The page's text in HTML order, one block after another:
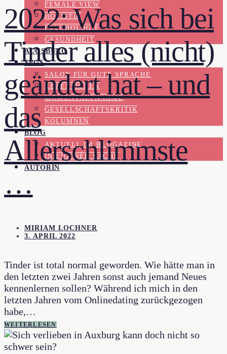
FEMALE VIEW
HOLISTIK
PSYCHOLOGIE
GESUNDHEIT
AUGSBURG
SFGS
SALON FÜR GUTE SPRACHE
REZENSIONEN
MOMENTAUFNAHME
GESELLSCHAFTSKRITIK
KOLUMNEN
BLOG
AKTUELL IM BLOGAZINE
IN EIGENER SACHE
AUTORIN
2022: Was sich bei
Tinder alles (nicht)
geändert hat – und
das
Allerschlimmste
…
MIRIAM LOCHNER
3. APRIL 2022
Tinder ist total normal geworden. Wie hätte man in
den letzten zwei Jahren sonst auch jemand Neues
kennenlernen sollen? Während ich mich in den
letzten Jahren vom Onlinedating zurückgezogen
habe,…
WEITERLESEN